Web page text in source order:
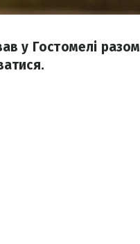
у Гостомелі разом